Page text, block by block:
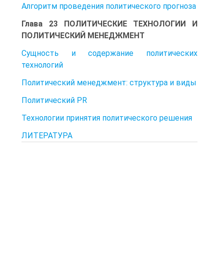
Алгоритм проведения политического прогноза
Глава 23 ПОЛИТИЧЕСКИЕ ТЕХНОЛОГИИ И
ПОЛИТИЧЕСКИЙ МЕНЕДЖМЕНТ
Сущность и содержание политических
технологий
Политический менеджмент: структура и виды
Политический PR
Технологии принятия политического решения
ЛИТЕРАТУРА